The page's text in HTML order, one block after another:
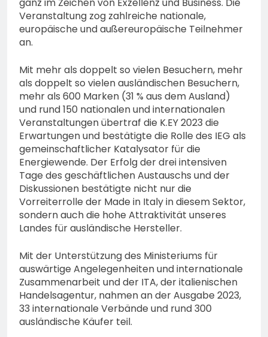
ganz im Zeichen von Exzellenz und Business. Die
Veranstaltung zog zahlreiche nationale,
europäische und außereuropäische Teilnehmer
an.
Mit mehr als doppelt so vielen Besuchern, mehr
als doppelt so vielen ausländischen Besuchern,
mehr als 600 Marken (31 % aus dem Ausland)
und rund 150 nationalen und internationalen
Veranstaltungen übertraf die K.EY 2023 die
Erwartungen und bestätigte die Rolle des IEG als
gemeinschaftlicher Katalysator für die
Energiewende. Der Erfolg der drei intensiven
Tage des geschäftlichen Austauschs und der
Diskussionen bestätigte nicht nur die
Vorreiterrolle der Made in Italy in diesem Sektor,
sondern auch die hohe Attraktivität unseres
Landes für ausländische Hersteller.
Mit der Unterstützung des Ministeriums für
auswärtige Angelegenheiten und internationale
Zusammenarbeit und der ITA, der italienischen
Handelsagentur, nahmen an der Ausgabe 2023,
33 internationale Verbände und rund 300
ausländische Käufer teil.